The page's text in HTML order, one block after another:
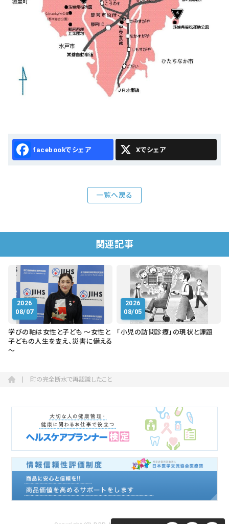
Facebook X
一覧へ戻る
関連記事
2026
08/07
学びの軸は女性と子ども ～女性と
子どもの人生を支え、災害に備える
～
2026
08/05
「小児の訪問診療」の現状と課題
町の完全断水で再認識したこと